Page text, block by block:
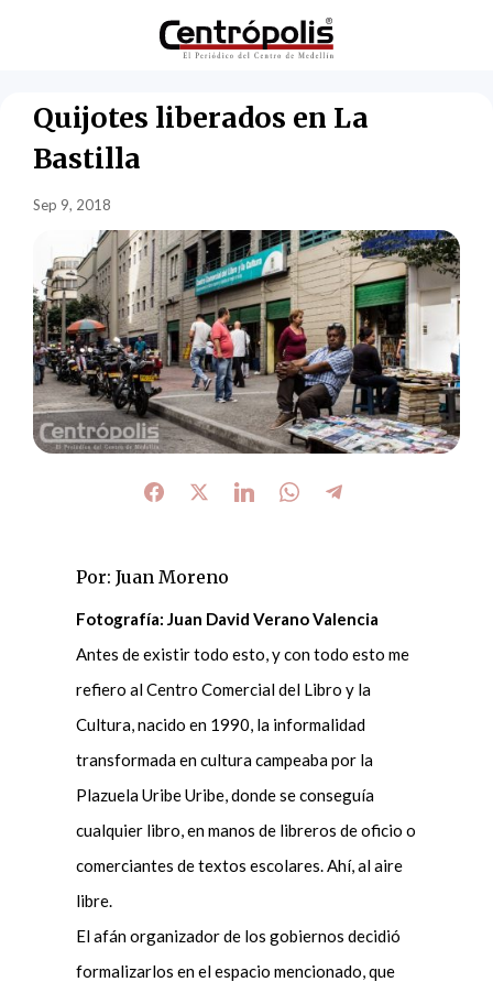
Quijotes liberados en La
Bastilla
Sep 9, 2018
Por: Juan Moreno
Fotografía: Juan David Verano Valencia
Antes de existir todo esto, y con todo esto me
refiero al Centro Comercial del Libro y la
Cultura, nacido en 1990, la informalidad
transformada en cultura campeaba por la
Plazuela Uribe Uribe, donde se conseguía
cualquier libro, en manos de libreros de oficio o
comerciantes de textos escolares. Ahí, al aire
libre.
El afán organizador de los gobiernos decidió
formalizarlos en el espacio mencionado, que